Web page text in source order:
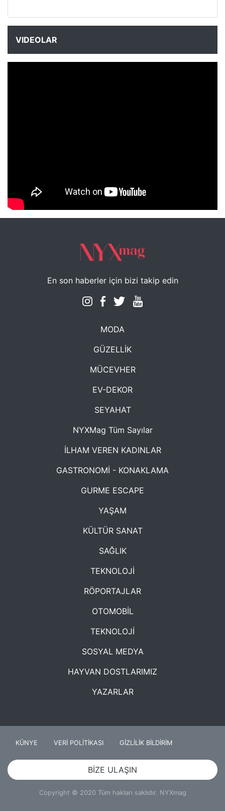
VIDEOLAR
NYXmag 2. Yaş Kutlama Etkinliği
En son haberler için bizi takip edin
MODA
GÜZELLİK
MÜCEVHER
EV-DEKOR
SEYAHAT
NYXMag Tüm Sayılar
İLHAM VEREN KADINLAR
GASTRONOMİ - KONAKLAMA
GURME ESCAPE
YAŞAM
KÜLTÜR SANAT
SAĞLIK
TEKNOLOJİ
RÖPORTAJLAR
OTOMOBİL
TEKNOLOJİ
SOSYAL MEDYA
HAYVAN DOSTLARIMIZ
YAZARLAR
KÜNYE VERİ POLİTİKASI GİZLİLİK BİLDİRİM
BİZE ULAŞIN
Copyright © 2020 Tüm hakları saklıdır. NYXmag